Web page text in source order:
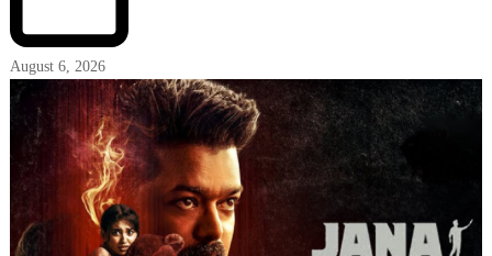
August 6, 2026